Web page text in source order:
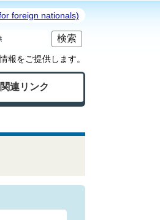
foreign nationals)
報をご提供します。
連リンク